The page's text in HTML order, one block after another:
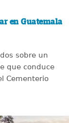
en Guatemala
sobre un
que conduce
Cementerio